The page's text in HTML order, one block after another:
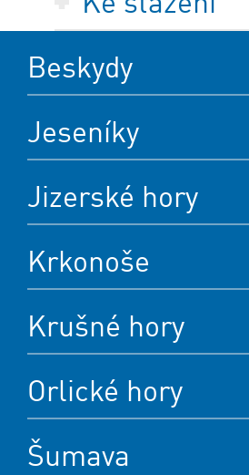
Beskydy
Jeseníky
Jizerské hory
Krkonoše
Krušné hory
Orlické hory
Šumava